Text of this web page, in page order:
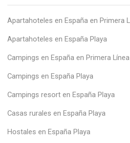
Apartahoteles en España en Primera
Apartahoteles en España Playa
Campings en España en Primera
Campings en España Playa
Campings resort en España Playa
Casas rurales en España Playa
Hostales en España Playa